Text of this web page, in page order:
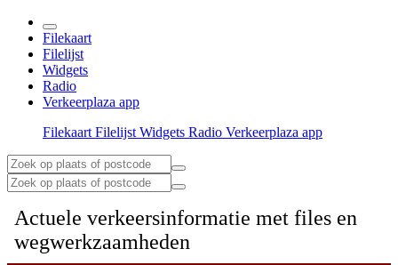
Filekaart
Filelijst
Widgets
Radio
Verkeerplaza app
Filekaart Filelijst Widgets Radio Verkeerplaza app
Actuele verkeersinformatie met files en
wegwerkzaamheden